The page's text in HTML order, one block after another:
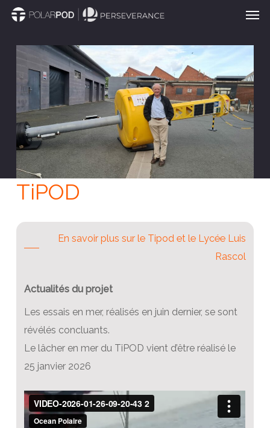
Passer
contenu
principal
TiPOD
En savoir plus sur le Tipod et le Lycée Luis
Rascol
Actualités du projet
Les essais en mer, réalisés en juin dernier, se sont
révélés concluants.
Le lâcher en mer du TiPOD vient d’être réalisé le
25 janvier 2026